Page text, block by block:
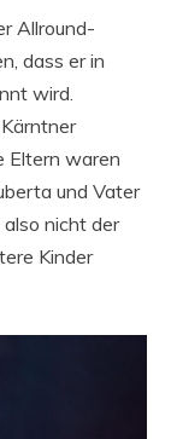
Allround-
dass er in
wird.
Eltern waren
und Vater
nicht der
Kinder